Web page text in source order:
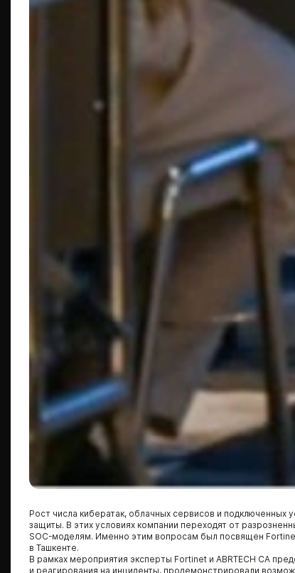
Рост числа кибератак, облачных сервисов и
защиты. В этих условиях компании переходят от
SOC-моделям. Именно этим вопросам был посвящен
в Ташкенте.
В рамках мероприятия эксперты Fortinet и ABRTECH CA
и реагирования на инциденты, продемонстрировали